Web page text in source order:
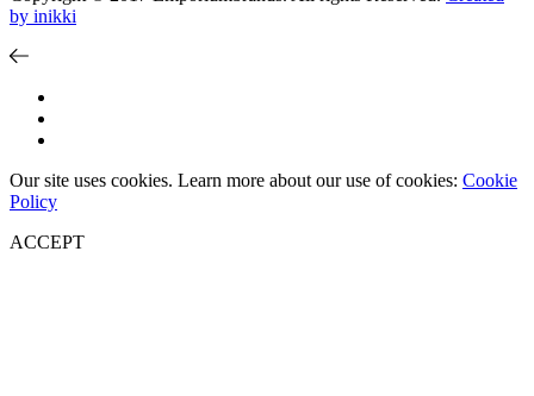
by inikki
Our site uses cookies. Learn more about our use of cookies: Cookie
Policy
ACCEPT